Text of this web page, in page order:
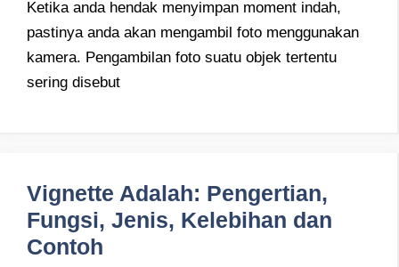
Ketika anda hendak menyimpan moment indah,
pastinya anda akan mengambil foto menggunakan
kamera. Pengambilan foto suatu objek tertentu
sering disebut
Vignette Adalah: Pengertian,
Fungsi, Jenis, Kelebihan dan
Contoh